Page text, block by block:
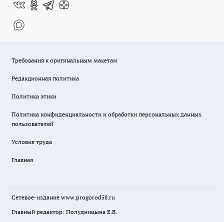
Требования к оригинальным макетам
Редакционная политика
Политика этики
Политика конфиденциальности и обработки персональных данных
пользователей̆
Условия труда
Главная
Сетевое-издание www.progorod58.ru
Главный редактор: Полудницына Е.В.